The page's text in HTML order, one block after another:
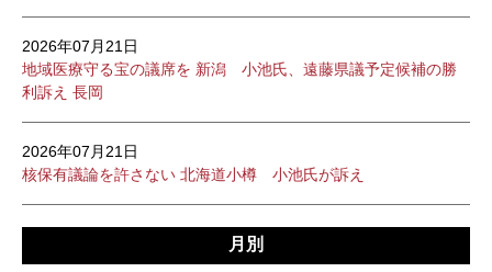
2026年07月21日
地域医療守る宝の議席を 新潟 小池氏、遠藤県議予定候補の勝
利訴え 長岡
2026年07月21日
核保有議論を許さない 北海道小樽 小池氏が訴え
月別